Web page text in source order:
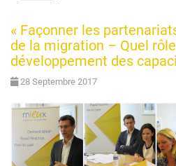
« Façonner les
de la migration – Quel
développement des
28 Septembre 2017